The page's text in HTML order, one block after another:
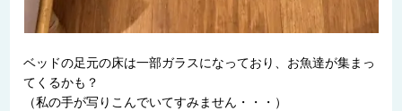
ベッドの足元の床は一部ガラスになっており、お魚達が集まっ
てくるかも？
（私の手が写りこんでいてすみません・・・）